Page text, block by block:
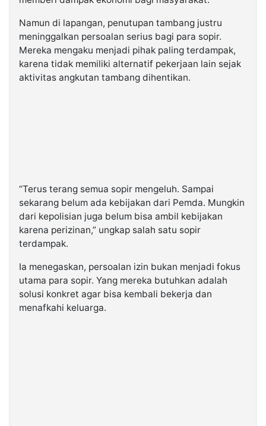
Namun di lapangan, penutupan tambang justru
meninggalkan persoalan serius bagi para sopir.
Mereka mengaku menjadi pihak paling terdampak,
karena tidak memiliki alternatif pekerjaan lain sejak
aktivitas angkutan tambang dihentikan.
“Terus terang semua sopir mengeluh. Sampai
sekarang belum ada kebijakan dari Pemda. Mungkin
dari kepolisian juga belum bisa ambil kebijakan
karena perizinan,” ungkap salah satu sopir
terdampak.
Ia menegaskan, persoalan izin bukan menjadi fokus
utama para sopir. Yang mereka butuhkan adalah
solusi konkret agar bisa kembali bekerja dan
menafkahi keluarga.